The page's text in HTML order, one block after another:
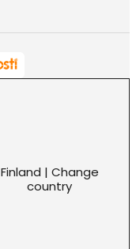
Finland | Change
country